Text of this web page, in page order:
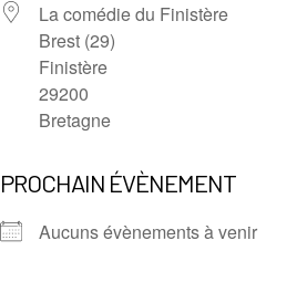
La comédie du Finistère
Brest (29)
Finistère
29200
Bretagne
PROCHAIN ÉVÈNEMENT
Aucuns évènements à venir